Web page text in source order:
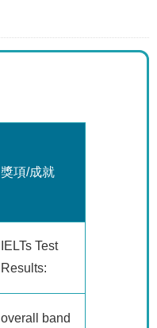
獎項/成就
IELTs Test
Results:
overall band